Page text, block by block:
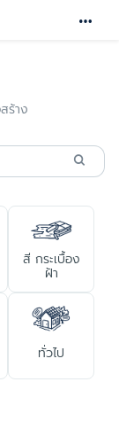
ร้าง
สี กระเบื้อง
ฝ้า
ทั่วไป